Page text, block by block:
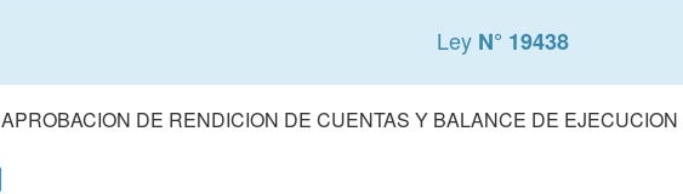
Ley N° 19438
APROBACION DE RENDICION DE CUENTAS Y BALANCE DE